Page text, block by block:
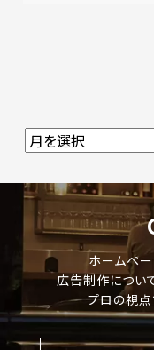
ホームペ
広告制作につい
プロの視点